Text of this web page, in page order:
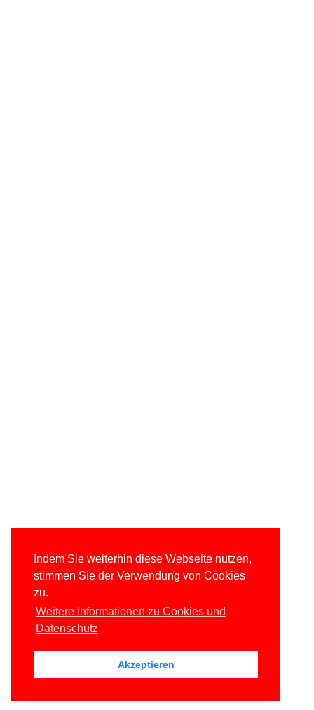
Indem Sie weiterhin diese Webseite nutzen,
stimmen Sie der Verwendung von Cookies
zu.
Weitere Informationen zu Cookies und
Datenschutz
Akzeptieren